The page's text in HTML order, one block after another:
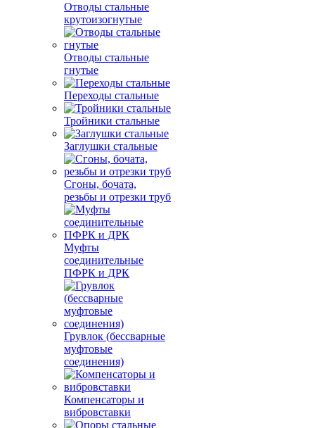
Отводы стальные
крутоизогнутые
Отводы стальные
гнутые
Переходы стальные
Тройники стальные
Заглушки стальные
Сгоны, бочата,
резьбы и отрезки труб
Муфты
соединительные
ПФРК и ДРК
Грувлок (бессварные
муфтовые
соединения)
Компенсаторы и
вибровставки